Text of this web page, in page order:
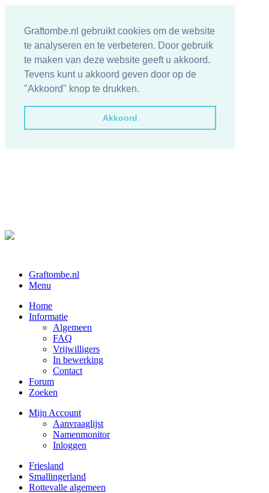
Graftombe.nl gebruikt cookies om de website
te analyseren en te verbeteren. Door gebruik
te maken van deze website geeft u akkoord.
Tevens kunt u akkoord geven door op de
"Akkoord" knop te drukken.
Akkoord
Graftombe.nl
Menu
Home
Informatie
Algemeen
FAQ
Vrijwilligers
In bewerking
Contact
Forum
Zoeken
Mijn Account
Aanvraaglijst
Namenmonitor
Inloggen
Friesland
Smallingerland
Rottevalle algemeen